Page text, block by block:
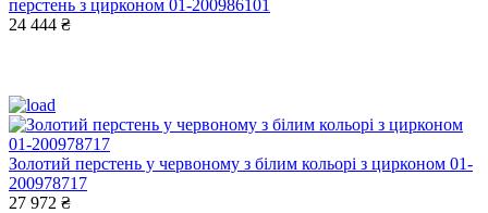
перстень з цирконом 01-200986101
24 444 ₴
Золотий перстень у червоному з білим кольорі з цирконом 01-
200978717
27 972 ₴